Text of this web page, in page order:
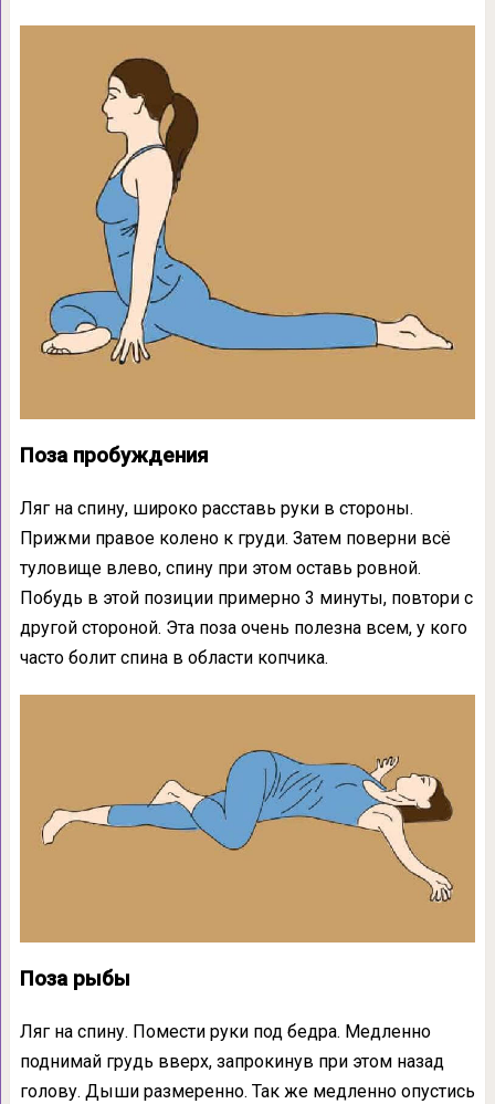
Поза пробуждения
Ляг на спину, широко расставь руки в стороны.
Прижми правое колено к груди. Затем поверни всё
туловище влево, спину при этом оставь ровной.
Побудь в этой позиции примерно 3 минуты, повтори с
другой стороной. Эта поза очень полезна всем, у кого
часто болит спина в области копчика.
Поза рыбы
Ляг на спину. Помести руки под бедра. Медленно
поднимай грудь вверх, запрокинув при этом назад
голову. Дыши размеренно. Так же медленно опустись